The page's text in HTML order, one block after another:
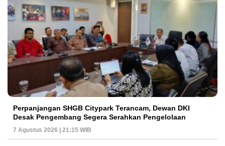
Perpanjangan SHGB Citypark Terancam, Dewan DKI
Desak Pengembang Segera Serahkan Pengelolaan
7 Agustus 2026 | 21:15 WIB